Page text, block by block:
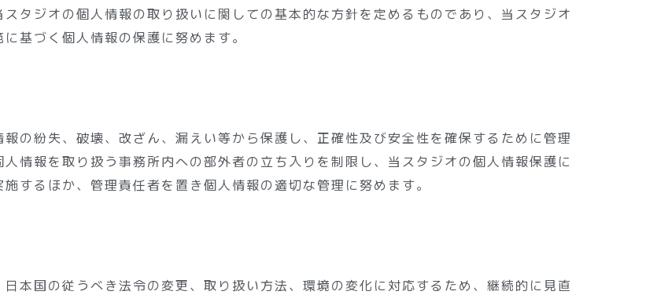
タジオの個人情報の取り扱いに関しての基本的な方針を定めるものであり、当スタジオ
基づく個人情報の保護に努めます。
の紛失、破壊、改ざん、漏えい等から保護し、正確性及び安全性を確保するために管理
情報を取り扱う事務所内への部外者の立ち入りを制限し、当スタジオの個人情報保護に
するほか、管理責任者を置き個人情報の適切な管理に努めます。
本国の従うべき法令の変更、取り扱い方法、環境の変化に対応するため、継続的に見直